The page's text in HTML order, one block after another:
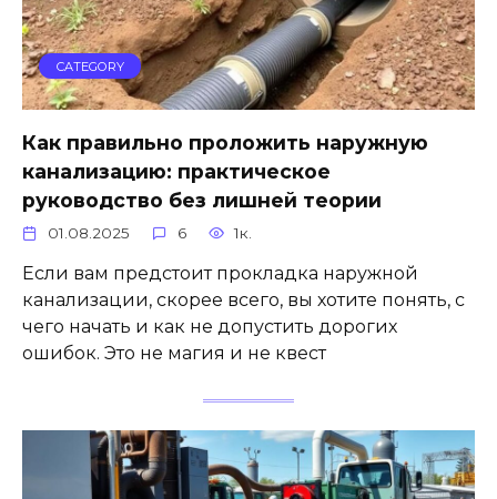
CATEGORY
Как правильно проложить наружную
канализацию: практическое
руководство без лишней теории
01.08.2025 6 1к.
Если вам предстоит прокладка наружной
канализации, скорее всего, вы хотите понять, с
чего начать и как не допустить дорогих
ошибок. Это не магия и не квест